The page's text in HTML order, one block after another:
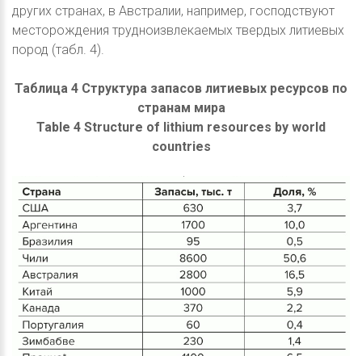
других странах, в Австралии, например, господствуют
месторождения трудноизвлекаемых твердых литиевых
пород (табл. 4).
Таблица 4 Структура запасов литиевых ресурсов по
странам мира
Table 4 Structure of lithium resources by world
countries